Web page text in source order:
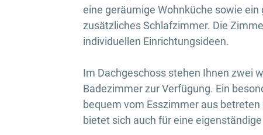
eine geräumige Wohnküche sowie
zusätzliches Schlafzimmer. Die
individuellen Einrichtungsideen.
Im Dachgeschoss stehen Ihnen zwei
Badezimmer zur Verfügung. Ein
bequem vom Esszimmer aus
bietet sich auch für eine